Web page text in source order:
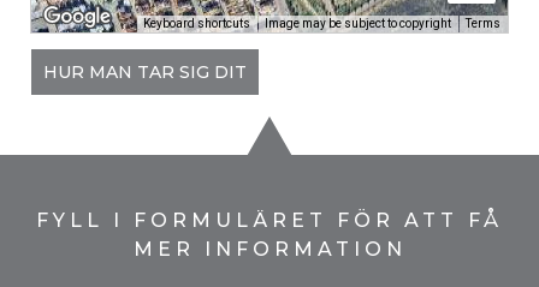
Keyboard shortcuts Image may be subject to copyright Terms
HUR MAN TAR SIG DIT
FYLL I FORMULÄRET FÖR ATT FÅ
MER INFORMATION